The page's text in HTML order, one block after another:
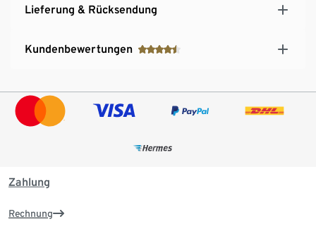
Lieferung & Rücksendung
Kundenbewertungen
Zahlung
Rechnung